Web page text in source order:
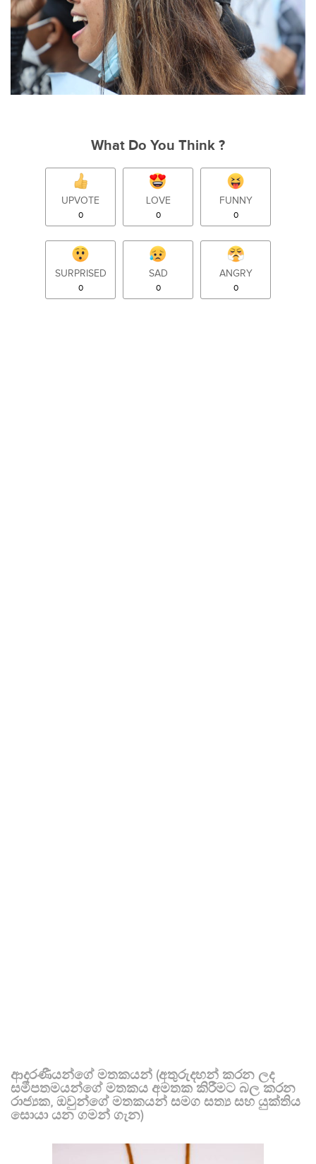
What Do You Think ?
UPVOTE
0
LOVE
0
FUNNY
0
SURPRISED
0
SAD
0
ANGRY
0
ආදරණීයන්ගේ මතකයන් (අතුරුදහන් කරන ලද
සමීපතමයන්ගේ මතකය අමතක කිරීමට බල කරන
රාජ්‍යක, ඔවුන්ගේ මතකයන් සමග සත්‍ය සහ යුක්තිය
සොයා යන ගමන් ගැන)